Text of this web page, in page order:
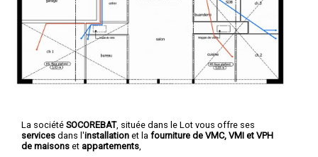
La société SOCOREBAT, située dans le Lot vous offre ses
services dans l'installation et la fourniture de VMC, VMI et VPH
de maisons et appartements,